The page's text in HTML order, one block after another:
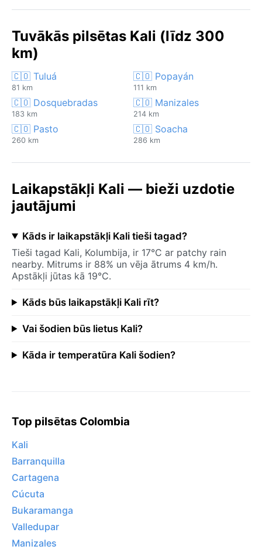
Tuvākās pilsētas Kali (līdz 300
km)
🇨🇴 Tuluá
81 km
🇨🇴 Popayán
111 km
🇨🇴 Dosquebradas
183 km
🇨🇴 Manizales
214 km
🇨🇴 Pasto
260 km
🇨🇴 Soacha
286 km
Laikapstākļi Kali — bieži uzdotie
jautājumi
Kāds ir laikapstākļi Kali tieši tagad?
Tieši tagad Kali, Kolumbija, ir 17°C ar patchy rain
nearby. Mitrums ir 88% un vēja ātrums 4 km/h.
Apstākļi jūtas kā 19°C.
Kāds būs laikapstākļi Kali rīt?
Vai šodien būs lietus Kali?
Kāda ir temperatūra Kali šodien?
Top pilsētas Colombia
Kali
Barranquilla
Cartagena
Cúcuta
Bukaramanga
Valledupar
Manizales